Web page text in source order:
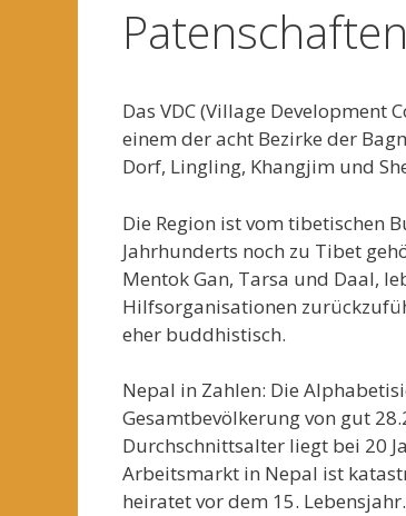
Das VDC (Village Development
einem der acht Bezirke der
Dorf, Lingling, Khangjim und
Die Region ist vom tibetischen
Jahrhunderts noch zu Tibet
Mentok Gan, Tarsa und Daal,
Hilfsorganisationen
eher buddhistisch.
Nepal in Zahlen: Die
Gesamtbevölkerung von gut
Durchschnittsalter liegt bei 20
Arbeitsmarkt in Nepal ist
heiratet vor dem 15. Lebensjahr.